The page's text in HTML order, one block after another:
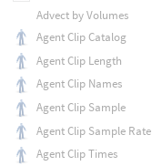
Advect by Volumes
Agent Clip Catalog
Agent Clip Length
Agent Clip Names
Agent Clip Sample
Agent Clip Sample Rate
Agent Clip Times